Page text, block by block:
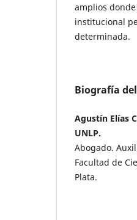
amplios
institucional
determinada.
Biografía
Agustín Elías
UNLP.
Abogado.
Facultad de
Plata.